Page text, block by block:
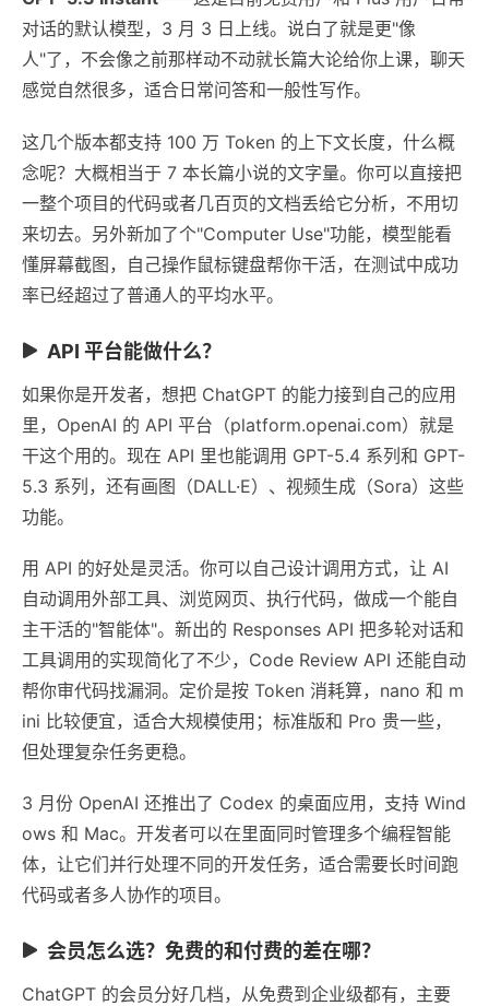
对话的默认模型，3 月 3 日上线。说白了就是更"像
人"了，不会像之前那样动不动就长篇大论给你上课，聊天
感觉自然很多，适合日常问答和一般性写作。
这几个版本都支持 100 万 Token 的上下文长度，什么概
念呢？大概相当于 7 本长篇小说的文字量。你可以直接把
一整个项目的代码或者几百页的文档丢给它分析，不用切
来切去。另外新加了个"Computer Use"功能，模型能看
懂屏幕截图，自己操作鼠标键盘帮你干活，在测试中成功
率已经超过了普通人的平均水平。
API 平台能做什么？
如果你是开发者，想把 ChatGPT 的能力接到自己的应用
里，OpenAI 的 API 平台（platform.openai.com）就是
干这个用的。现在 API 里也能调用 GPT-5.4 系列和 GPT-
5.3 系列，还有画图（DALL·E）、视频生成（Sora）这些
功能。
用 API 的好处是灵活。你可以自己设计调用方式，让 AI
自动调用外部工具、浏览网页、执行代码，做成一个能自
主干活的"智能体"。新出的 Responses API 把多轮对话和
工具调用的实现简化了不少，Code Review API 还能自动
帮你审代码找漏洞。定价是按 Token 消耗算，nano 和 m
ini 比较便宜，适合大规模使用；标准版和 Pro 贵一些，
但处理复杂任务更稳。
3 月份 OpenAI 还推出了 Codex 的桌面应用，支持 Wind
ows 和 Mac。开发者可以在里面同时管理多个编程智能
体，让它们并行处理不同的开发任务，适合需要长时间跑
代码或者多人协作的项目。
会员怎么选？免费的和付费的差在哪？
ChatGPT 的会员分好几档，从免费到企业级都有，主要